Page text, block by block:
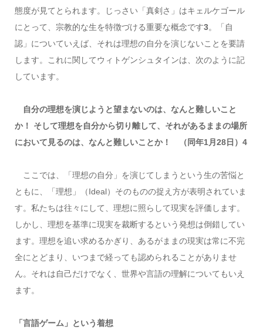
態度が見てとられます。じっさい「真剣さ」はキェルケゴール
にとって、宗教的な生を特徴づける重要な概念です3。「自
認」についていえば、それは理想の自分を演じないことを要請
します。これに関してウィトゲンシュタインは、次のように記
しています。
自分の理想を演じようと望まないのは、なんと難しいこと
か！ そして理想を自分から切り離して、それがあるままの場所
において見るのは、なんと難しいことか！ （同年1月28日）4
ここでは、「理想の自分」を演じてしまうという生の苦悩と
ともに、「理想」（Ideal）そのものの捉え方が表明されていま
す。私たちは往々にして、理想に照らして現実を評価します。
しかし、理想を基準に現実を裁断するという発想は倒錯してい
ます。理想を追い求めるかぎり、あるがままの現実は常に不完
全にとどまり、いつまで経っても認められることがありませ
ん。それは自己だけでなく、世界や言語の理解についてもいえ
ます。
「言語ゲーム」という着想